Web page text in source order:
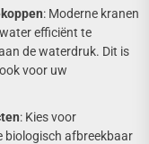
: Moderne kranen
efficiënt te
de waterdruk. Dit is
voor uw
: Kies voor
biologisch afbreekbaar